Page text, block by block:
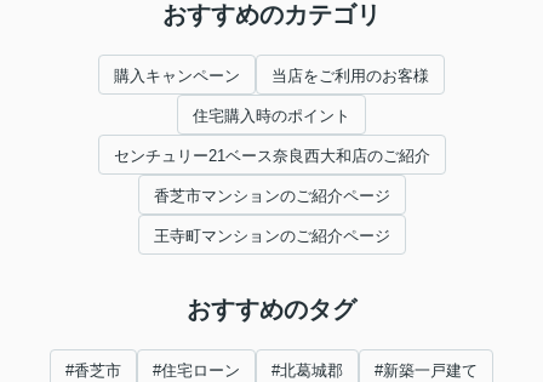
おすすめのカテゴリ
購入キャンペーン 当店をご利用のお客様
住宅購入時のポイント
センチュリー21ベース奈良西大和店のご紹介
香芝市マンションのご紹介ページ
王寺町マンションのご紹介ページ
おすすめのタグ
#香芝市 #住宅ローン #北葛城郡 #新築一戸建て